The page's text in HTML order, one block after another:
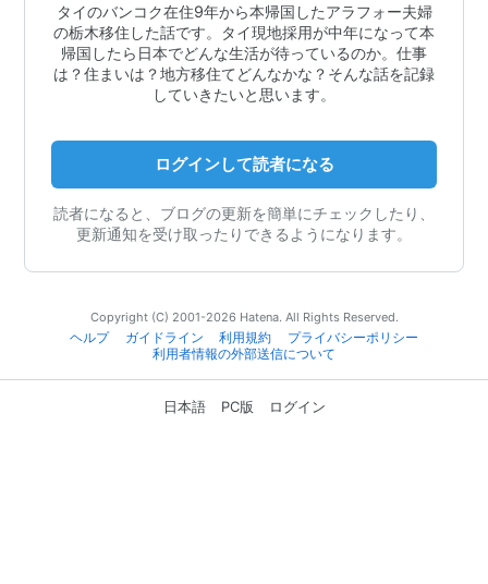
タイのバンコク在住9年から本帰国したアラフォー夫婦
の栃木移住した話です。タイ現地採用が中年になって本
帰国したら日本でどんな生活が待っているのか。仕事
は？住まいは？地方移住てどんなかな？そんな話を記録
していきたいと思います。
ログインして読者になる
読者になると、ブログの更新を簡単にチェックしたり、
更新通知を受け取ったりできるようになります。
Copyright (C) 2001-2026 Hatena. All Rights Reserved.
ヘルプ
ガイドライン 利用規約
プライバシーポリシー
利用者情報の外部送信について
日本語 PC版 ログイン